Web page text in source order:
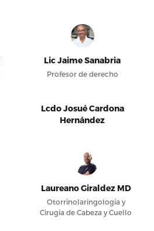
Lic Jaime Sanabria
Profesor de derecho
Lcdo Josué Cardona
Hernández
Laureano Giraldez MD
Otorrinolaringología y
Cirugía de Cabeza y Cuello